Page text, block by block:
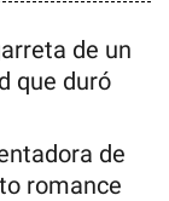
de un
que duró
de
romance